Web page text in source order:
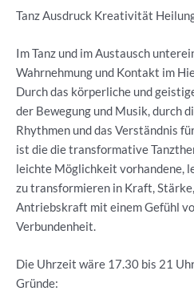
Tanz Ausdruck Kreativität
Im Tanz und im Austausch
Wahrnehmung und Kontakt im
Durch das körperliche und
der Bewegung und Musik, durch
Rhythmen und das Verständnis
ist die die transformative
leichte Möglichkeit vorhandene,
zu transformieren in Kraft,
Antriebskraft mit einem Gefühl
Verbundenheit.
Die Uhrzeit wäre 17.30 bis 21
Gründe: